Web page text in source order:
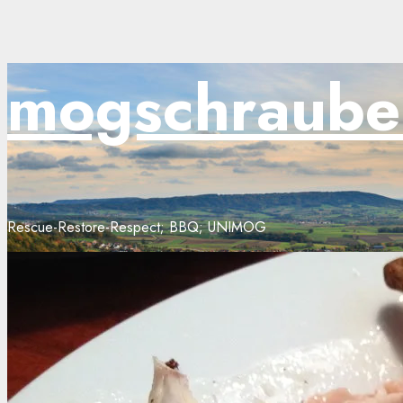
Inhalt
springen
Rescue-Restore-Respect; BBQ; UNIMOG